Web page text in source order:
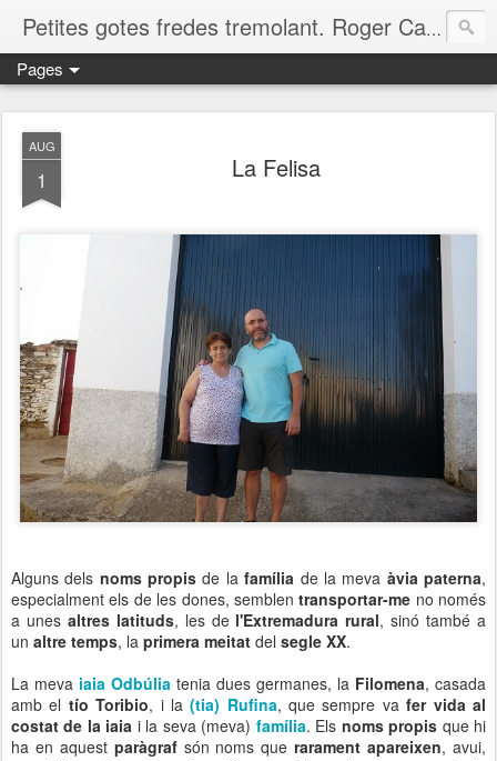
Petites gotes fredes tremolant. Roger Casero Gumbau. Girona
Pages
AUG
1 La Felisa
Alguns dels noms propisde lafamília de la meva àvia paterna,
especialment els de les dones, semblentransportar-me no només
a unes altres latituds, les de l'Extremadura rural, sinó també a
un altre temps, la primera meitat del segle XX.
La meva iaia Odbúlia tenia dues germanes, la Filomena, casada
amb el tío Toribio, i la(tia) Rufina, que sempre vafer vida al
costat de la iaia i la seva (meva) família. Els noms propis que hi
ha en aquest paràgraf són noms querarament apareixen, avui,